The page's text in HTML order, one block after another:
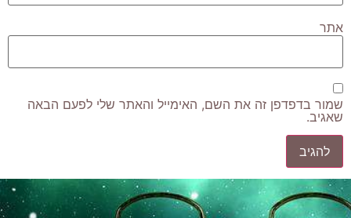
אתר
שמור בדפדפן זה את השם, האימייל והאתר שלי לפעם הבאה
שאגיב.